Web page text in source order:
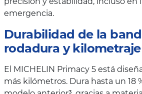
emergencia.
Durabilidad de la
rodadura y kilometraje
El MICHELIN Primacy 5 está
más kilómetros. Dura hasta un 18